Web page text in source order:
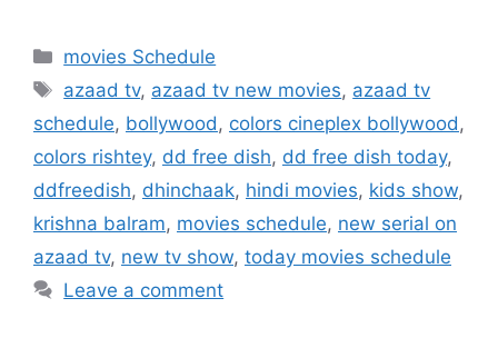
Categories
movies Schedule
Tags
azaad tv, azaad tv new movies, azaad tv
schedule, bollywood , colors cineplex bollywood ,
colors rishtey, dd free dish, dd free dish today,
ddfreedish, dhinchaak, hindi movies, kids show,
krishna balram, movies schedule, new serial on
azaad tv, new tv show, today movies schedule
Leave a comment